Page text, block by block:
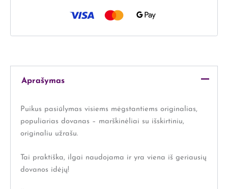
Aprašymas
Puikus pasiūlymas visiems mėgstantiems originalias,
populiarias dovanas – marškinėliai su išskirtiniu,
originaliu užrašu.
Tai praktiška, ilgai naudojama ir yra viena iš geriausių
dovanos idėjų!